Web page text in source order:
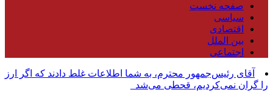
صفحه نخست
سیاسی
اقتصادی
بین الملل
اجتماعی
آقای رئیس‌جمهور محترم، به شما اطلاعات غلط دادند که اگر ارز
را گران نمی‌کردیم، قحطی می‌شد_